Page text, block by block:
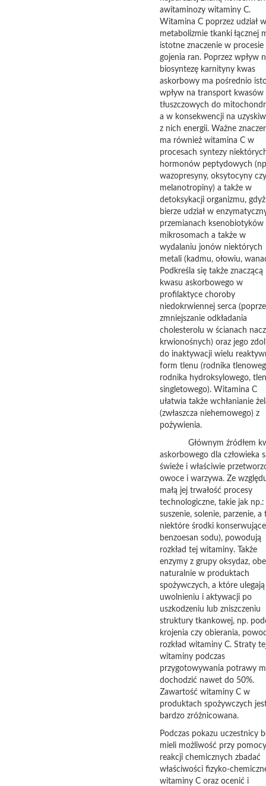
awitaminozy witaminy C.
Witamina C poprzez udział w
metabolizmie tkanki łącznej
istotne znaczenie w procesie
gojenia ran. Poprzez wpływ
biosyntezę karnityny kwas
askorbowy ma pośrednio
wpływ na transport kwasów
tłuszczowych do
a w konsekwencji na
z nich energii. Ważne
ma również witamina C w
procesach syntezy
hormonów peptydowych
wazopresyny, oksytocyny czy
melanotropiny) a także w
detoksykacji organizmu, gdyż
bierze udział w
przemianach ksenobiotyków
mikrosomach a także w
wydalaniu jonów niektórych
metali (kadmu, ołowiu,
Podkreśla się także znaczącą
kwasu askorbowego w
profilaktyce choroby
niedokrwiennej serca
zmniejszanie odkładania
cholesterolu w ścianach
krwionośnych) oraz jego
do inaktywacji wielu
form tlenu (rodnika
rodnika hydroksylowego,
singletowego). Witamina C
ułatwia także wchłanianie
(zwłaszcza niehemowego) z
pożywienia.
Głównym źródłem
askorbowego dla człowieka
świeże i właściwie
owoce i warzywa. Ze
małą jej trwałość procesy
technologiczne, takie jak np.:
suszenie, solenie, parzenie, a
niektóre środki
benzoesan sodu), powodują
rozkład tej witaminy. Także
enzymy z grupy oksydaz,
naturalnie w produktach
spożywczych, a które ulegają
uwolnieniu i aktywacji po
uszkodzeniu lub zniszczeniu
struktury tkankowej, np.
krojenia czy obierania,
rozkład witaminy C. Straty
witaminy podczas
przygotowywania potrawy
dochodzić nawet do 50%.
Zawartość witaminy C w
produktach spożywczych
bardzo zróżnicowana.
Podczas pokazu uczestnicy
mieli możliwość przy pomocy
reakcji chemicznych zbadać
właściwości fizyko-
witaminy C oraz ocenić i